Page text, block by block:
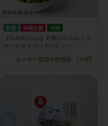
申請必要 犬用
【RuRuKamui】お魚ルルカムイ ス
ケソウダラ カリカリビッツ
メーカー希望小売価格
700円